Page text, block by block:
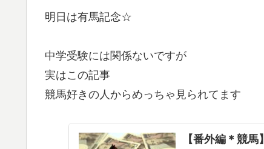
明日は有馬記念☆
中学受験には関係ないですが
実はこの記事
競馬好きの人からめっちゃ見られてます
【番外編＊競馬】